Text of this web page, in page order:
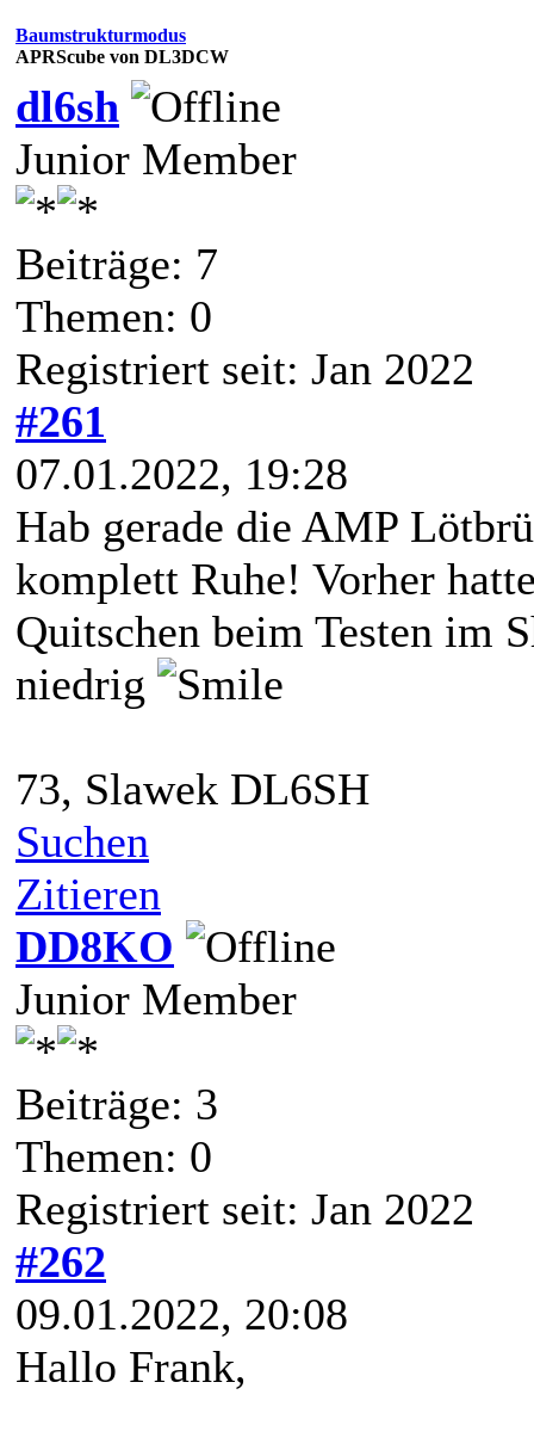
Baumstrukturmodus
APRScube von DL3DCW
dl6sh
Junior Member
Beiträge: 7
Themen: 0
Registriert seit: Jan 2022
#261
07.01.2022, 19:28
Hab gerade die AMP
komplett Ruhe! Vorher
Quitschen beim Testen im
niedrig
73, Slawek DL6SH
Suchen
Zitieren
DD8KO
Junior Member
Beiträge: 3
Themen: 0
Registriert seit: Jan 2022
#262
09.01.2022, 20:08
Hallo Frank,